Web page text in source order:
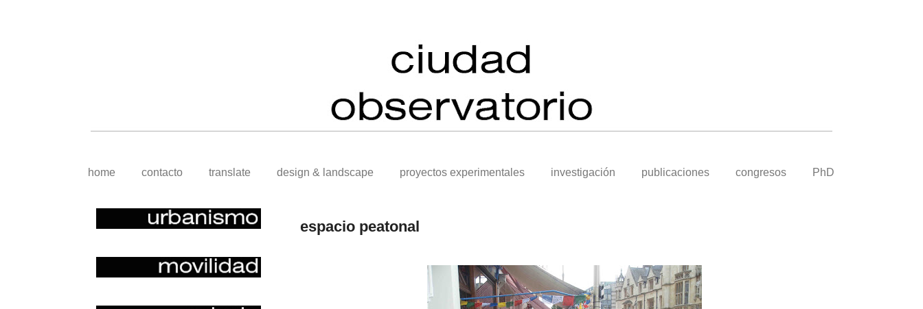
home contacto translate design & landscape proyectos experimentales investigación publicaciones congresos PhD
espacio peatonal